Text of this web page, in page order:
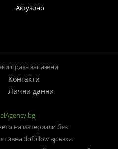
Актуално
права запазени
Контакти
Лични данни
на материали без
dofollow връзка.